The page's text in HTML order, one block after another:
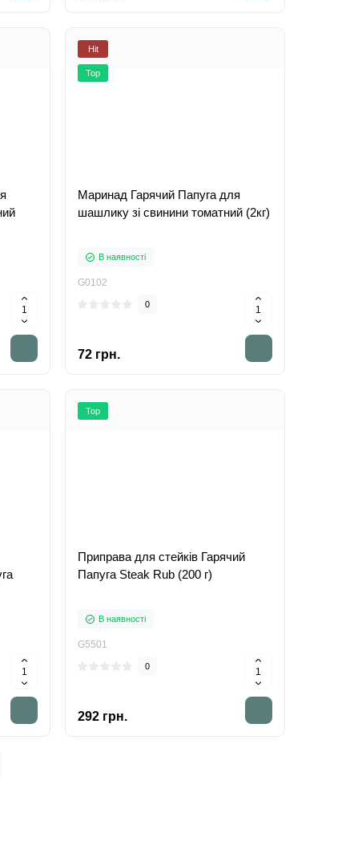
Hit
Top
Маринад Гарячий Папуга для
шашлику зі свинини томатний (2кг)
В наявності
G0102
0
72 грн.
Top
Приправа для стейків Гарячий
Папуга Steak Rub (200 г)
В наявності
G5501
0
292 грн.